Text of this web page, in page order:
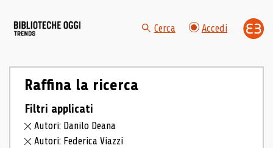
Cerca Accedi
Raffina la ricerca
Filtri applicati
Autori: Danilo Deana
Autori: Federica Viazzi